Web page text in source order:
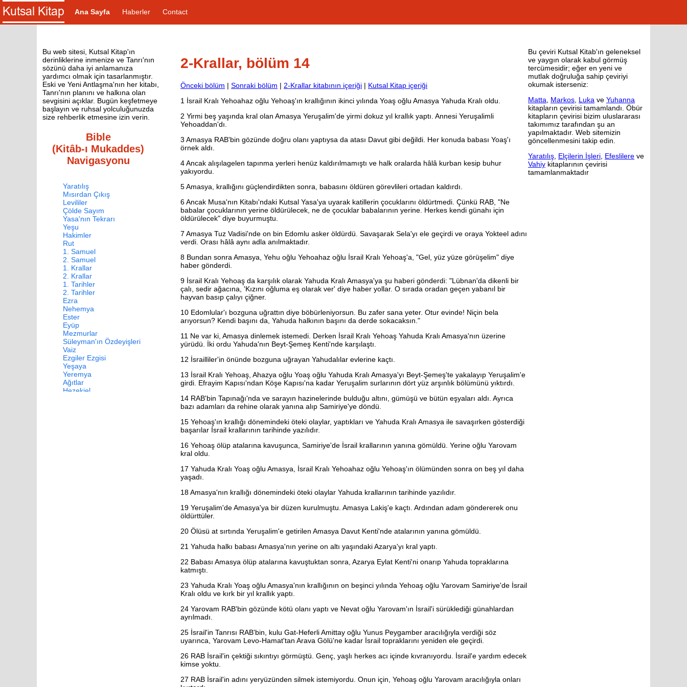
Ana Sayfa Haberler Contact
Bu web sitesi, Kutsal Kitap'ın
derinliklerine inmenize ve Tanrı'nın
sözünü daha iyi anlamanıza
yardımcı olmak için tasarlanmıştır.
Eski ve Yeni Antlaşma'nın her kitabı,
Tanrı'nın planını ve halkına olan
sevgisini açıklar. Bugün keşfetmeye
başlayın ve ruhsal yolculuğunuzda
size rehberlik etmesine izin verin.
Bible
(Kitâb-ı Mukaddes)
Navigasyonu
Yaratılış
Mısırdan Çıkış
Levililer
Çölde Sayım
Yasa'nın Tekrarı
Yeşu
Hakimler
Rut
1. Samuel
2. Samuel
1. Krallar
2. Krallar
1. Tarihler
2. Tarihler
Ezra
Nehemya
Ester
Eyüp
Mezmurlar
Süleyman'ın Özdeyişleri
Vaiz
Ezgiler Ezgisi
Yeşaya
Yeremya
Ağıtlar
Hezekiel
2-Krallar, bölüm 14
Önceki bölüm | Sonraki bölüm | 2-Krallar kitabının içeriği | Kutsal Kitap içeriği
1 İsrail Kralı Yehoahaz oğlu Yehoaş'ın krallığının ikinci yılında Yoaş oğlu Amasya Yahuda Kralı oldu.
2 Yirmi beş yaşında kral olan Amasya Yeruşalim'de yirmi dokuz yıl krallık yaptı. Annesi Yeruşalimli
Yehoaddan'dı.
3 Amasya RAB'bin gözünde doğru olanı yaptıysa da atası Davut gibi değildi. Her konuda babası Yoaş'ı
örnek aldı.
4Ancak alışılagelen tapınma yerleri henüz kaldırılmamıştı ve halk oralarda hâlâ kurban kesip buhur
yakıyordu.
5Amasya, krallığını güçlendirdikten sonra, babasını öldüren görevlileri ortadan kaldırdı.
6Ancak Musa'nın Kitabı'ndaki Kutsal Yasa'ya uyarak katillerin çocuklarını öldürtmedi. Çünkü RAB, "Ne
babalar çocuklarının yerine öldürülecek, ne de çocuklar babalarının yerine. Herkes kendi günahı için
öldürülecek" diye buyurmuştu.
7 Amasya Tuz Vadisi'nde on bin Edomlu asker öldürdü. Savaşarak Sela'yı ele geçirdi ve oraya Yokteel adını
verdi. Orası hâlâ aynı adla anılmaktadır.
8 Bundan sonra Amasya, Yehu oğlu Yehoahaz oğlu İsrail Kralı Yehoaş'a, "Gel, yüz yüze görüşelim" diye
haber gönderdi.
9 İsrail Kralı Yehoaş da karşılık olarak Yahuda Kralı Amasya'ya şu haberi gönderdi: "Lübnan'da dikenli bir
çalı, sedir ağacına, 'Kızını oğluma eş olarak ver' diye haber yollar. O sırada oradan geçen yabanıl bir
hayvan basıp çalıyı çiğner.
10 Edomlular'ı bozguna uğrattın diye böbürleniyorsun. Bu zafer sana yeter. Otur evinde! Niçin bela
arıyorsun? Kendi başını da, Yahuda halkının başını da derde sokacaksın."
11 Ne var ki, Amasya dinlemek istemedi. Derken İsrail Kralı Yehoaş Yahuda Kralı Amasya'nın üzerine
yürüdü. İki ordu Yahuda'nın Beyt-Şemeş Kenti'nde karşılaştı.
12 İsrailliler'in önünde bozguna uğrayan Yahudalılar evlerine kaçtı.
13 İsrail Kralı Yehoaş, Ahazya oğlu Yoaş oğlu Yahuda Kralı Amasya'yı Beyt-Şemeş'te yakalayıp Yeruşalim'e
girdi. Efrayim Kapısı'ndan Köşe Kapısı'na kadar Yeruşalim surlarının dört yüz arşınlık bölümünü yıktırdı.
14 RAB'bin Tapınağı'nda ve sarayın hazinelerinde bulduğu altını, gümüşü ve bütün eşyaları aldı. Ayrıca
bazı adamları da rehine olarak yanına alıp Samiriye'ye döndü.
15 Yehoaş'ın krallığı dönemindeki öteki olaylar, yaptıkları ve Yahuda Kralı Amasya ile savaşırken gösterdiği
başarılar İsrail krallarının tarihinde yazılıdır.
16 Yehoaş ölüp atalarına kavuşunca, Samiriye'de İsrail krallarının yanına gömüldü. Yerine oğlu Yarovam
kral oldu.
17 Yahuda Kralı Yoaş oğlu Amasya, İsrail Kralı Yehoahaz oğlu Yehoaş'ın ölümünden sonra on beş yıl daha
yaşadı.
18Amasya'nın krallığı dönemindeki öteki olaylar Yahuda krallarının tarihinde yazılıdır.
19 Yeruşalim'de Amasya'ya bir düzen kurulmuştu. Amasya Lakiş'e kaçtı. Ardından adam göndererek onu
öldürttüler.
20 Ölüsü at sırtında Yeruşalim'e getirilen Amasya Davut Kenti'nde atalarının yanına gömüldü.
21 Yahuda halkı babası Amasya'nın yerine on altı yaşındaki Azarya'yı kral yaptı.
22 Babası Amasya ölüp atalarına kavuştuktan sonra, Azarya Eylat Kenti'ni onarıp Yahuda topraklarına
katmıştı.
23 Yahuda Kralı Yoaş oğlu Amasya'nın krallığının on beşinci yılında Yehoaş oğlu Yarovam Samiriye'de İsrail
Kralı oldu ve kırk bir yıl krallık yaptı.
24 Yarovam RAB'bin gözünde kötü olanı yaptı ve Nevat oğlu Yarovam'ın İsrail'i sürüklediği günahlardan
ayrılmadı.
25 İsrail'in Tanrısı RAB'bin, kulu Gat-Heferli Amittay oğlu Yunus Peygamber aracılığıyla verdiği söz
uyarınca, Yarovam Levo-Hamat'tan Arava Gölü'ne kadar İsrail topraklarını yeniden ele geçirdi.
26 RAB İsrail'in çektiği sıkıntıyı görmüştü. Genç, yaşlı herkes acı içinde kıvranıyordu. İsrail'e yardım edecek
kimse yoktu.
27 RAB İsrail'in adını yeryüzünden silmek istemiyordu. Onun için, Yehoaş oğlu Yarovam aracılığıyla onları
Bu çeviri Kutsal Kitab'ın geleneksel
ve yaygın olarak kabul görmüş
tercümesidir; eğer en yeni ve
mutlak doğruluğa sahip çeviriyi
okumak isterseniz:
Matta
Markos Luka ve Yuhanna
kitapların çevirisi tamamlandı. Öbür
kitapların çevirisi bizim uluslararası
takımımız tarafından şu an
yapılmaktadır. Web sitemizin
göncellenmesini takip edin.
Yaratılış Elçilerin İşleri Efeslilere ve
Vahiy kitaplarının çevirisi
tamamlanmaktadır